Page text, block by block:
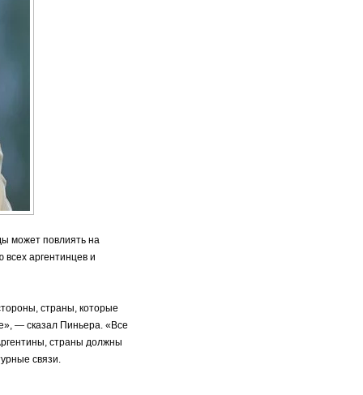
может повлиять на
аргентинцев и
страны, которые
— сказал Пиньера. «Все
страны должны
связи.